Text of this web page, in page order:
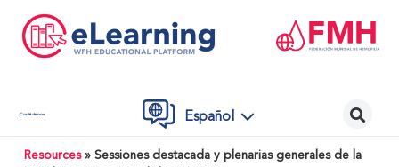
Contáctenos Español
Resources» Sessiones destacada y plenarias generales de la